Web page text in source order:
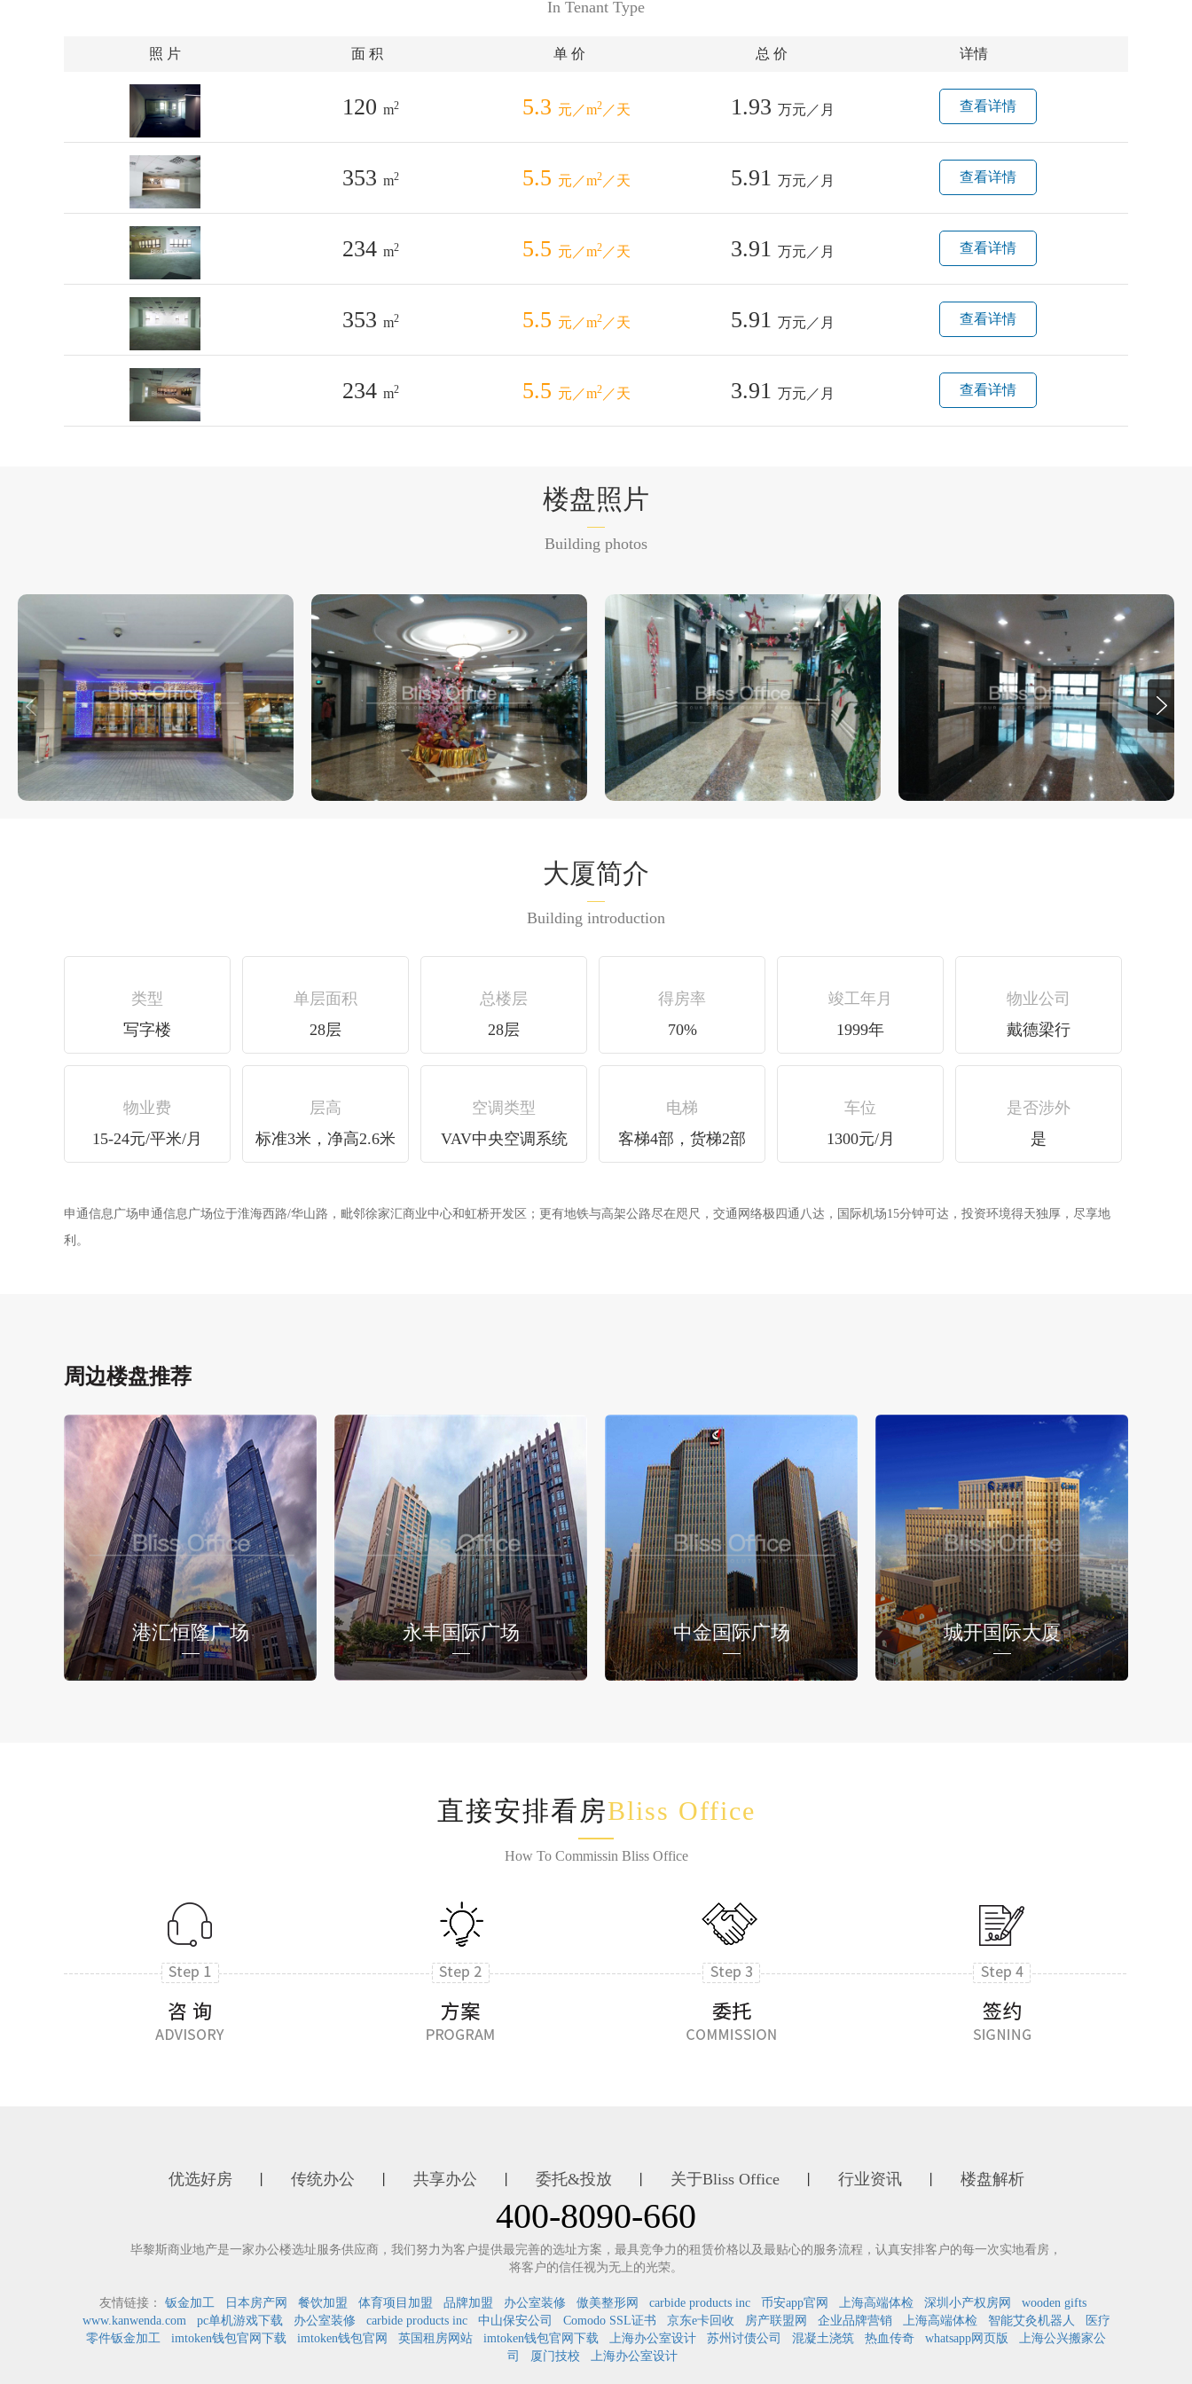
In Tenant Type
照 片 面 积 单 价 总 价 详情
120 m2 5.3 元／m2 ／天 1.93 万元／月 查看详情
353 m2 5.5 元／m2 ／天 5.91 万元／月 查看详情
234 m2 5.5 元／m2 ／天 3.91 万元／月 查看详情
353 m2 5.5 元／m2 ／天 5.91 万元／月 查看详情
234 m2 5.5 元／m2 ／天 3.91 万元／月 查看详情
楼盘照片
Building photos
大厦简介
Building introduction
类型
写字楼
单层面积
28层
总楼层
28层
得房率
70%
竣工年月
1999年
物业公司
戴德梁行
物业费
15-24元/平米/月
层高
标准3米，净高2.6米
空调类型
VAV中央空调系统
电梯
客梯4部，货梯2部
车位
1300元/月
是否涉外
是
申通信息广场申通信息广场位于淮海西路/华山路，毗邻徐家汇商业中心和虹桥开发区；更有地铁与高架公路尽在咫尺，交通网络极四通八达，国际机场15分钟可达，投资环境得天独厚，尽享地
利。
周边楼盘推荐
港汇恒隆广场 永丰国际广场 中金国际广场 城开国际大厦
直接安排看房Bliss Office
How To Commissin Bliss Office
优选好房 传统办公 共享办公 委托&投放 关于Bliss Office 行业资讯 楼盘解析
400-8090-660
毕黎斯商业地产是一家办公楼选址服务供应商，我们努力为客户提供最完善的选址方案，最具竞争力的租赁价格以及最贴心的服务流程，认真安排客户的每一次实地看房，
将客户的信任视为无上的光荣。
友情链接： 钣金加工 日本房产网 餐饮加盟 体育项目加盟 品牌加盟 办公室装修 傲美整形网 carbide products inc 币安app官网 上海高端体检 深圳小产权房网
wooden gifts
www.kanwenda.com
pc单机游戏下载 办公室装修 carbide products inc 中山保安公司 Comodo SSL证书 京东e卡回收 房产联盟网 企业品牌营销 上海高端体检 智能艾灸机器人
医疗
零件钣金加工
imtoken钱包官网下载 imtoken钱包官网 英国租房网站 imtoken钱包官网下载 上海办公室设计 苏州讨债公司 混凝土浇筑 热血传奇 whatsapp网页版
上海公兴搬家公
司
厦门技校 上海办公室设计